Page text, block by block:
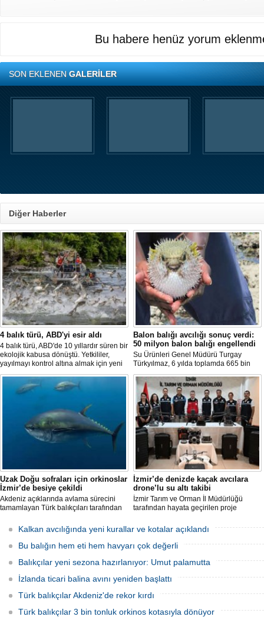
Bu habere henüz yorum
SON EKLENENGALERİLER
Diğer Haberler
4 balık türü, ABD'yi esir aldı
4 balık türü, ABD'de 10 yıllardır süren bir
ekolojik kabusa dönüştü. Yetkililer,
yayılmayı kontrol altına almak için yeni
projeler geliştirirken, uzmanlar
tamamen yok edilmenin imkansız
olduğunu belirtiyor.
Balon balığı avcılığı sonuç verdi:
50 milyon balon balığı engellendi
Su Ürünleri Genel Müdürü Turgay
Türkyılmaz, 6 yılda toplamda 665 bin
balon balığının ekosistemden
uzaklaştırıldığını belirterek, "Balon balığı
avcılığı sayesinde, yaklaşık 50 milyon
yeni balon balığının ekosisteme
katılması önlendi." dedi.
Uzak Doğu sofraları için orkinoslar
İzmir’de besiye çekildi
Akdeniz açıklarında avlama sürecini
tamamlayan Türk balıkçıları tarafından
orkinoslar, Uzak Doğu ülkelerine ihraç
edilmek için özenle bakılıyor.
İzmir’de denizde kaçak avcılara
drone’lu su altı takibi
İzmir Tarım ve Orman İl Müdürlüğü
tarafından hayata geçirilen proje
faaliyetleri anlık olarak tespit edebilen
hava ve su altı dronları sahada aktif
olarak kullanılmaya başlandı.
Kalkan avcılığında yeni kurallar ve kotalar açıklandı
Bu balığın hem eti hem havyarı çok değerli
Balıkçılar yeni sezona hazırlanıyor: Umut palamutta
İzlanda ticari balina avını yeniden başlattı
Türk balıkçılar Akdeniz'de rekor kırdı
Türk balıkçılar 3 bin tonluk orkinos kotasıyla dönüyor